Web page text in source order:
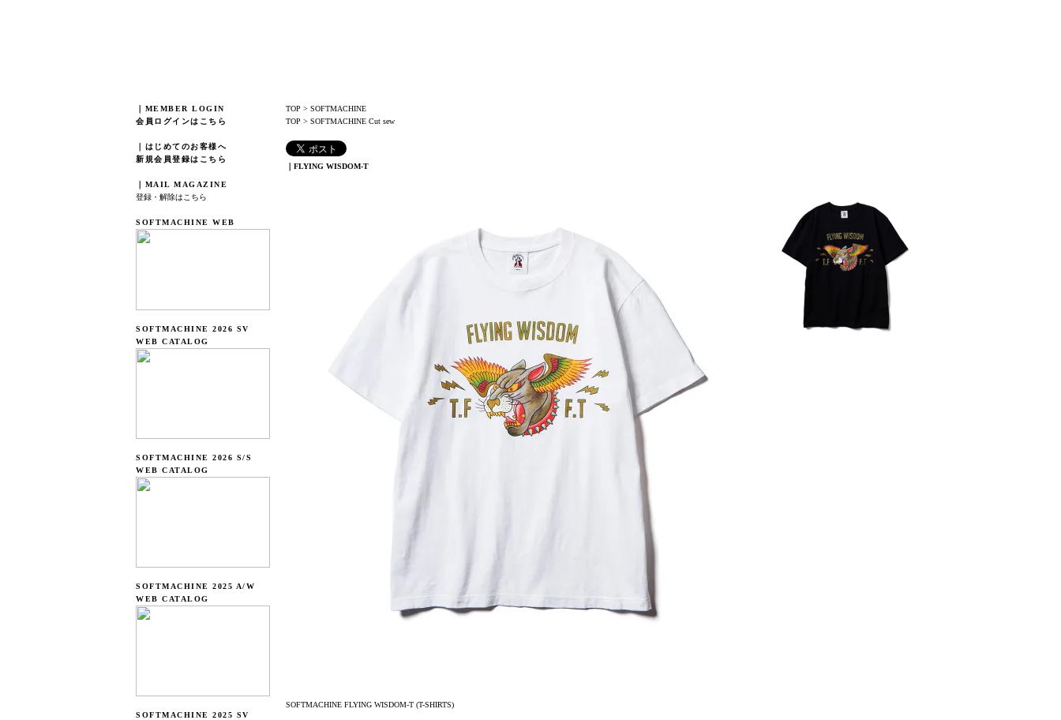
｜MEMBER LOGIN
会員ログインはこちら
｜はじめてのお客様へ
新規会員登録はこちら
｜MAIL MAGAZINE
登録・解除はこちら
SOFTMACHINE WEB
SOFTMACHINE 2026 SV
WEB CATALOG
SOFTMACHINE 2026 S/S
WEB CATALOG
SOFTMACHINE 2025 A/W
WEB CATALOG
SOFTMACHINE 2025 SV
TOP > SOFTMACHINE
TOP > SOFTMACHINE Cut sew
｜FLYING WISDOM-T
SOFTMACHINE FLYING WISDOM-T (T-SHIRTS)